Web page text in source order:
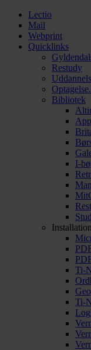
Lectio
Mail
Webprint
Quicklinks
Restudy
Bibliotek
I-
Ti-
Ti-